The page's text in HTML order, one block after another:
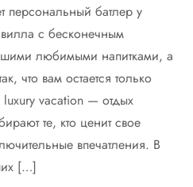
персональный батлер у
вилла с бесконечным
любимыми напитками, а
что вам остается только
luxury vacation — отдых
те, кто ценит свое
впечатления. В
[…]